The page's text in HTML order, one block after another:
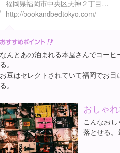
福岡県福岡市中央区天神２丁目１１-１ 福岡パルコ新館 6階
http://bookandbedtokyo.com/
なんとあの泊まれる本屋さんでコー
る。
お豆はセレクトされていて福岡でお
る。
おしゃ
こんなお
落とせる。